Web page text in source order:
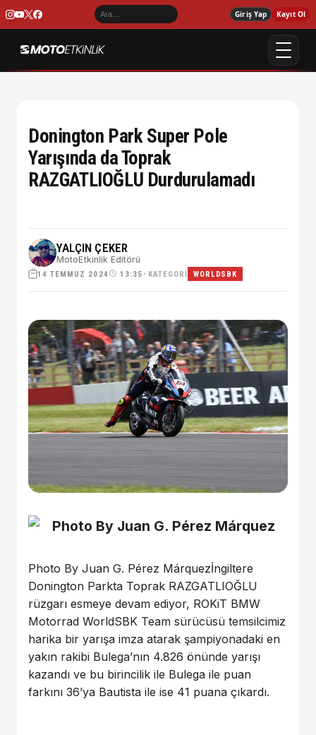
Giriş Yap Kayıt Ol
Donington Park Super Pole
Yarışında da Toprak
RAZGATLIOĞLU Durdurulamadı
YALÇIN ÇEKER
MotoEtkinlik Editörü
14 TEMMUZ 2024 13:35 • KATEGORI WORLDSBK
Photo By Juan G. Pérez Márquezİngiltere
Donington Parkta Toprak RAZGATLIOĞLU
rüzgarı esmeye devam ediyor, ROKiT BMW
Motorrad WorldSBK Team sürücüsü temsilcimiz
harika bir yarışa imza atarak şampiyonadaki en
yakın rakibi Bulega’nın 4.826 önünde yarışı
kazandı ve bu birincilik ile Bulega ile puan
farkını 36’ya Bautista ile ise 41 puana çıkardı.